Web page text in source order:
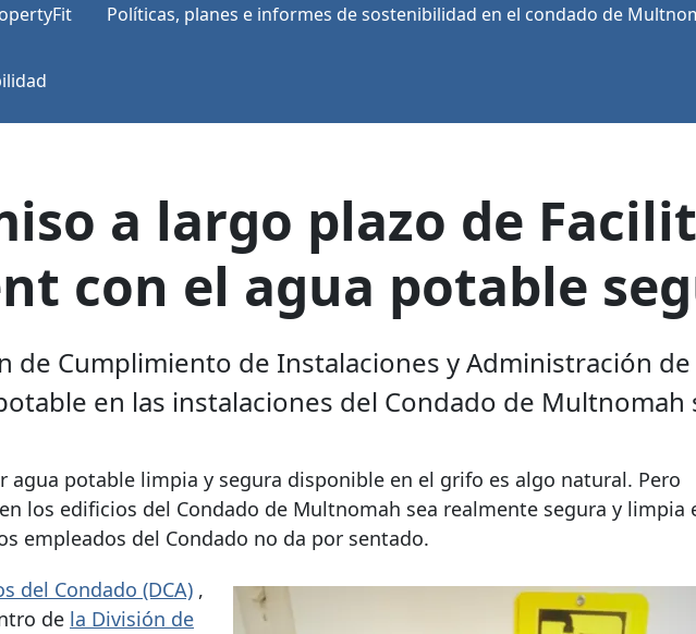
Políticas, planes e informes de sostenibilidad en el condado de
a largo plazo de
con el agua potable
de Cumplimiento de Instalaciones y Administración
en las instalaciones del Condado de Multnomah
agua potable limpia y segura disponible en el grifo es algo natural. Pero
los edificios del Condado de Multnomah sea realmente segura y limpia
empleados del Condado no da por sentado.
del Condado (DCA) ,
de la División de